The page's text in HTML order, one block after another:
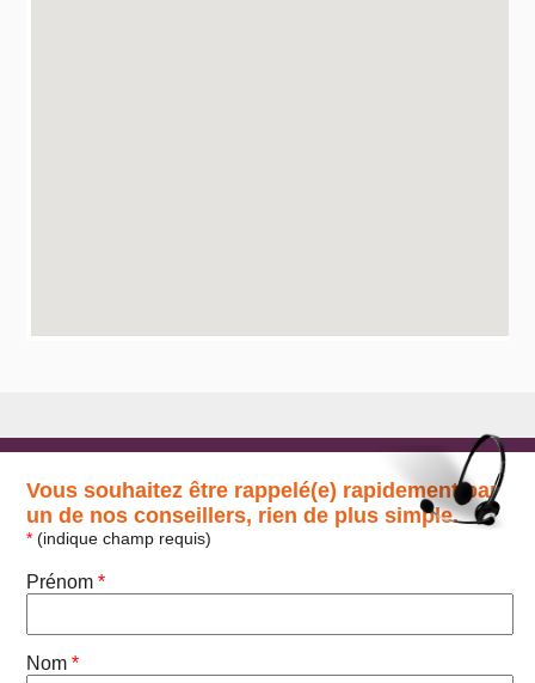
Vous souhaitez être rappelé(e) rapidement par
un de nos conseillers, rien de plus simple.
* (indique champ requis)
Prénom*
Nom*